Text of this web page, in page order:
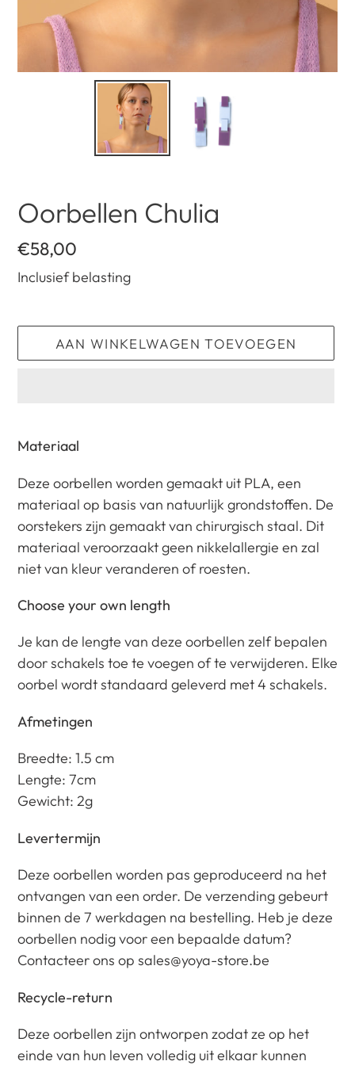
Oorbellen Chulia
Normale
prijs
€58,00
Inclusief belasting
AAN WINKELWAGEN TOEVOEGEN
toegevoegen
je
winkelwagen
Materiaal
Deze oorbellen worden gemaakt uit PLA, een
materiaal op basis van natuurlijk grondstoffen. De
oorstekers zijn gemaakt van chirurgisch staal. Dit
materiaal veroorzaakt geen nikkelallergie en zal
niet van kleur veranderen of roesten.
Choose your own length
Je kan de lengte van deze oorbellen zelf bepalen
door schakels toe te voegen of te verwijderen. Elke
oorbel wordt standaard geleverd met 4 schakels.
Afmetingen
Breedte: 1.5 cm
Lengte: 7cm
Gewicht: 2g
Levertermijn
Deze oorbellen worden pas geproduceerd na het
ontvangen van een order. De verzending gebeurt
binnen de 7 werkdagen na bestelling. Heb je deze
oorbellen nodig voor een bepaalde datum?
Contacteer ons op sales@yoya-store.be
Recycle-return
Deze oorbellen zijn ontworpen zodat ze op het
einde van hun leven volledig uit elkaar kunnen